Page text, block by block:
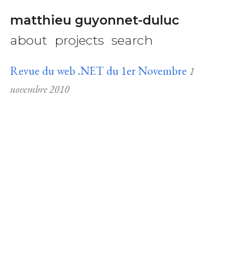
matthieu guyonnet-duluc
about projects search
Revue du web .NET du 1er Novembre 1
novembre 2010